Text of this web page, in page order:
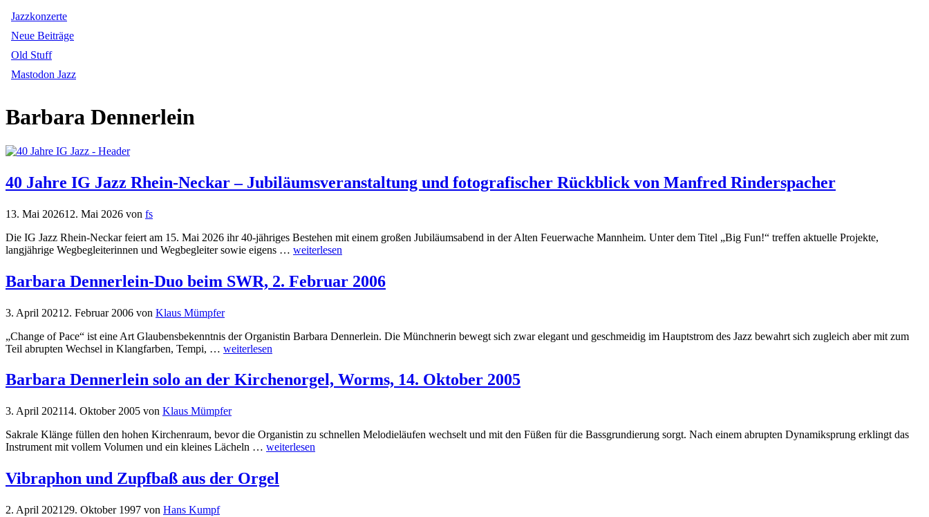
Jazzkonzerte
Neue Beiträge
Old Stuff
Mastodon Jazz
Barbara Dennerlein
40 Jahre IG Jazz Rhein-Neckar – Jubiläumsveranstaltung und fotografischer Rückblick von Manfred Rinderspacher
13. Mai 202612. Mai 2026 von fs
Die IG Jazz Rhein-Neckar feiert am 15. Mai 2026 ihr 40-jähriges Bestehen mit einem großen Jubiläumsabend in der Alten Feuerwache Mannheim. Unter dem Titel „Big Fun!“ treffen aktuelle Projekte,
langjährige Wegbegleiterinnen und Wegbegleiter sowie eigens … weiterlesen
Barbara Dennerlein-Duo beim SWR, 2. Februar 2006
3. April 2021 2. Februar 2006 von Klaus Mümpfer
„Change of Pace“ ist eine Art Glaubensbekenntnis der Organistin Barbara Dennerlein. Die Münchnerin bewegt sich zwar elegant und geschmeidig im Hauptstrom des Jazz bewahrt sich zugleich aber mit zum
Teil abrupten Wechsel in Klangfarben, Tempi, … weiterlesen
Barbara Dennerlein solo an der Kirchenorgel, Worms, 14. Oktober 2005
3. April 202114. Oktober 2005 von Klaus Mümpfer
Sakrale Klänge füllen den hohen Kirchenraum, bevor die Organistin zu schnellen Melodieläufen wechselt und mit den Füßen für die Bassgrundierung sorgt. Nach einem abrupten Dynamiksprung erklingt das
Instrument mit vollem Volumen und ein kleines Lächeln … weiterlesen
Vibraphon und Zupfbaß aus der Orgel
2. April 2021 29. Oktober 1997 von Hans Kumpf